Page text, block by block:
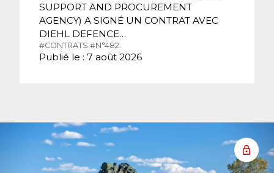
SUPPORT AND PROCUREMENT
AGENCY) A SIGNÉ UN CONTRAT AVEC
DIEHL DEFENCE…
#CONTRATS. #N°482.
Publié le : 7 août 2026